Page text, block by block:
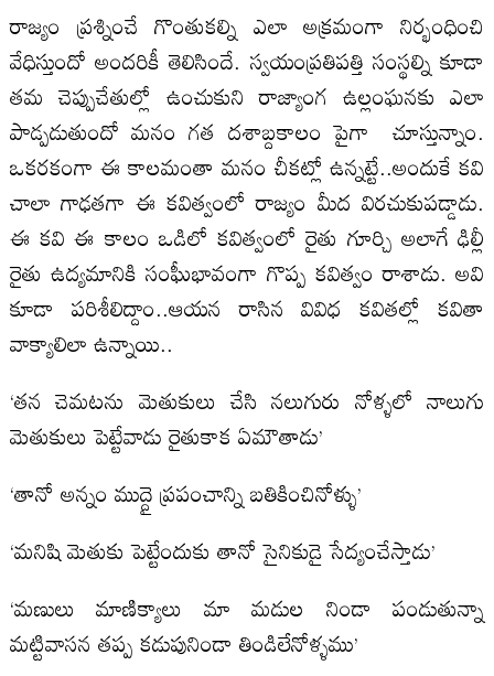
రాజ్యం ప్రశ్నించే గొంతుకల్ని ఎలా అక్రమంగా నిర్భంధించి
వేధిస్తుందో అందరికీ తెలిసిందే. స్వయంప్రతిపత్తి సంస్థల్ని కూడా
తమ చెప్పుచేతుల్లో ఉంచుకుని రాజ్యాంగ ఉల్లంఘనకు ఎలా
పాడ్పడుతుందో మనం గత దశాబ్దకాలం పైగా చూస్తున్నాం.
ఒకరకంగా ఈ కాలమంతా మనం చీకట్లో ఉన్నట్టే..అందుకే కవి
చాలా గాఢతగా ఈ కవిత్వంలో రాజ్యం మీద విరచుకుపడ్డాడు.
ఈ కవి ఈ కాలం ఒడిలో కవిత్వంలో రైతు గూర్చి అలాగే ఢిల్లీ
రైతు ఉద్యమానికి సంఫీుభావంగా గొప్ప కవిత్వం రాశాడు. అవి
కూడా పరిశీలిద్దాం..ఆయన రాసిన వివిధ కవితల్లో కవితా
వాక్యాలిలా ఉన్నాయి..
‘తన చెమటను మెతుకులు చేసి నలుగురు నోళ్ళలో నాలుగు
మెతుకులు పెట్టేవాడు రైతుకాక ఏమౌతాడు’
‘తానో అన్నం ముద్దై ప్రపంచాన్ని బతికించినోళ్ళు’
‘మనిషి మెతుకు పెట్టేందుకు తానో సైనికుడై సేద్యంచేస్తాడు’
‘మణులు మాణిక్యాలు మా మడుల నిండా పండుతున్నా
మట్టివాసన తప్ప కడుపునిండా తిండిలేనోళ్ళము’